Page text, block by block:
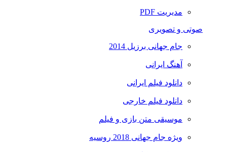
مدیریت PDF
صوتی و تصویری
جام جهانی برزیل 2014
آهنگ ایرانی
دانلود فیلم ایرانی
دانلود فیلم خارجی
موسیقی متن بازی و فیلم
ویژه جام جهانی 2018 روسیه